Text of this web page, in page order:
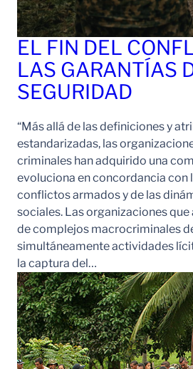
EL FIN DEL
LAS GARANTÍAS
SEGURIDAD
“Más allá de las definiciones y
estandarizadas, las
criminales han adquirido una
evoluciona en concordancia con
conflictos armados y de las
sociales. Las organizaciones que
de complejos macrocriminales
simultáneamente actividades
la captura del…